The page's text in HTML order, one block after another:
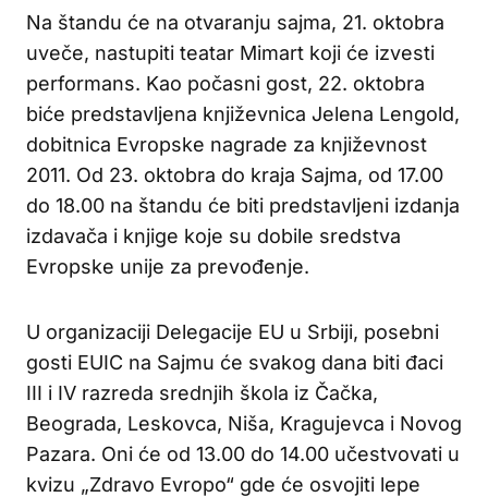
Na štandu će na otvaranju sajma, 21. oktobra
uveče, nastupiti teatar Mimart koji će izvesti
performans. Kao počasni gost, 22. oktobra
biće predstavljena književnica Jelena Lengold,
dobitnica Evropske nagrade za književnost
2011. Od 23. oktobra do kraja Sajma, od 17.00
do 18.00 na štandu će biti predstavljeni izdanja
izdavača i knjige koje su dobile sredstva
Evropske unije za prevođenje.
U organizaciji Delegacije EU u Srbiji, posebni
gosti EUIC na Sajmu će svakog dana biti đaci
III i IV razreda srednjih škola iz Čačka,
Beograda, Leskovca, Niša, Kragujevca i Novog
Pazara. Oni će od 13.00 do 14.00 učestvovati u
kvizu „Zdravo Evropo“ gde će osvojiti lepe